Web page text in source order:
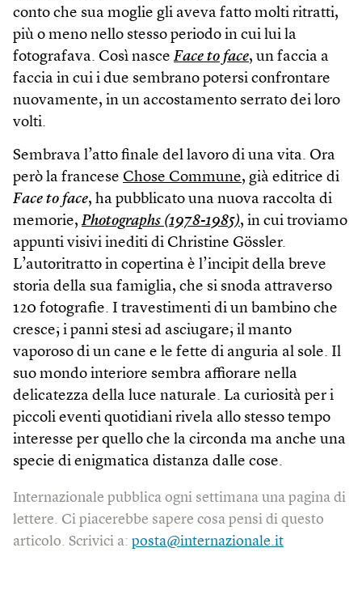
conto che sua moglie gli aveva fatto molti ritratti,
più o meno nello stesso periodo in cui lui la
fotografava. Così nasce Face to face, un faccia a
faccia in cui i due sembrano potersi confrontare
nuovamente, in un accostamento serrato dei loro
volti.
Sembrava l’atto finale del lavoro di una vita. Ora
però la francese Chose Commune, già editrice di
Face to face, ha pubblicato una nuova raccolta di
memorie, Photographs (1978-1985), in cui troviamo
appunti visivi inediti di Christine Gössler.
L’autoritratto in copertina è l’incipit della breve
storia della sua famiglia, che si snoda attraverso
120 fotografie. I travestimenti di un bambino che
cresce; i panni stesi ad asciugare; il manto
vaporoso di un cane e le fette di anguria al sole. Il
suo mondo interiore sembra affiorare nella
delicatezza della luce naturale. La curiosità per i
piccoli eventi quotidiani rivela allo stesso tempo
interesse per quello che la circonda ma anche una
specie di enigmatica distanza dalle cose.
Internazionale pubblica ogni settimana una pagina di
lettere. Ci piacerebbe sapere cosa pensi di questo
articolo. Scrivici a: posta@internazionale.it